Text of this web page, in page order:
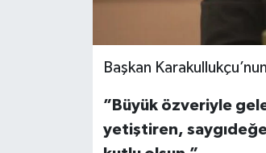
Başkan
”Büyük özveriyle
yetiştiren,